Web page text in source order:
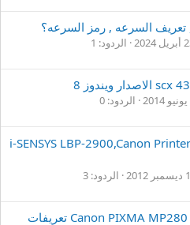
السرعه , رمز السرعه؟
2024
الردود: 1
الردود: 0
تعريف طابعة كانون ,كانون i-SENSYS LBP-2900,Canon Printer
الردود: 3
تعريف تحميل تعريف طابعة Canon PIXMA MP280 تعريفات